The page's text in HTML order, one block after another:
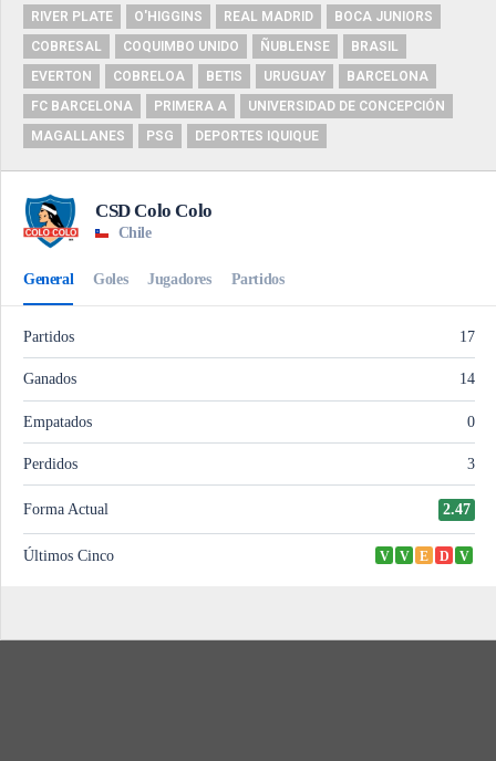
RIVER PLATE
O'HIGGINS REAL MADRID
BOCA JUNIORS
COBRESAL
COQUIMBO UNIDO ÑUBLENSE
BRASIL
EVERTON
COBRELOA BETIS URUGUAY
BARCELONA
FC BARCELONA
PRIMERA A
UNIVERSIDAD DE CONCEPCIÓN
MAGALLANES
PSG DEPORTES IQUIQUE